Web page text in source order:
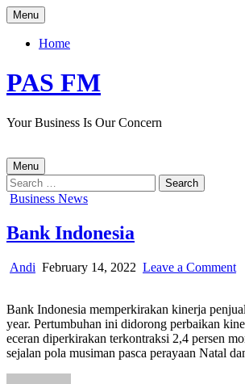
Skip
to
content
Menu
Home
PAS FM
Your Business Is Our Concern
Menu
Search
for:
Posted
Business News
Bank Indonesia
Author:
Andi Published
February 14, 2022 Leave a Commenton
Bank Indonesia memperkirakan kinerja
year. Pertumbuhan ini didorong perbaikan
eceran diperkirakan terkontraksi 2,4 persen
sejalan pola musiman pasca perayaan Natal